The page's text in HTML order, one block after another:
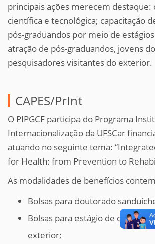
principais ações merecem destaque:
científica e tecnológica; capacitação
pós-graduandos por meio de
atração de pós-graduandos, jovens
pesquisadores visitantes do exterior.
CAPES/PrInt
O PIPGCF participa do Programa
Internacionalização da UFSCar
atuando no seguinte tema:
for Health: from Prevention to
As modalidades de benefícios
Bolsas para doutorado
Bolsas para estágio de docentes
exterior;